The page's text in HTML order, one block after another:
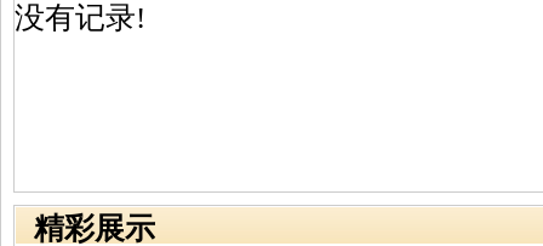
没有记录!
精彩展示